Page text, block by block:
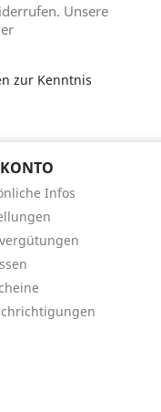
Unsere
zur Kenntnis
Infos